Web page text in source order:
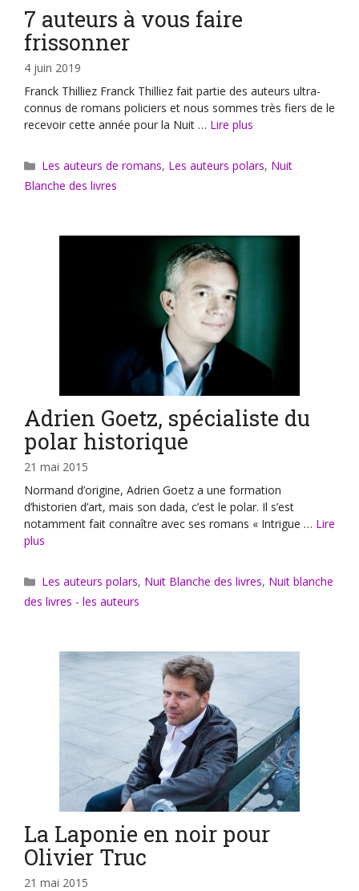
7 auteurs à vous faire
frissonner
4 juin 2019
Franck Thilliez Franck Thilliez fait partie des auteurs ultra-
connus de romans policiers et nous sommes très fiers de le
recevoir cette année pour la Nuit … Lire plus
Catégories
Les auteurs de romans, Les auteurs polars, Nuit
Blanche des livres
Adrien Goetz, spécialiste du
polar historique
21 mai 2015
Normand d’origine, Adrien Goetz a une formation
d’historien d’art, mais son dada, c’est le polar. Il s’est
notamment fait connaître avec ses romans « Intrigue … Lire
plus
Catégories
Les auteurs polars, Nuit Blanche des livres, Nuit blanche
des livres - les auteurs
La Laponie en noir pour
Olivier Truc
21 mai 2015